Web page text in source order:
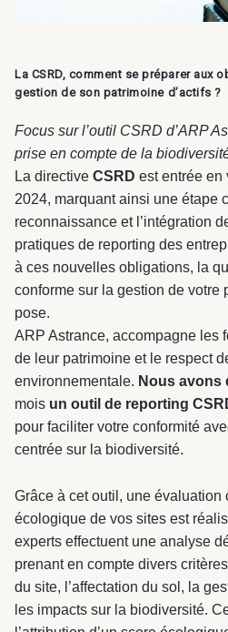
La CSRD, comment se préparer aux
gestion de son patrimoine d’actifs ?
Focus sur l’outil CSRD d’ARP
prise en compte de la
La directive CSRD est entrée en
2024, marquant ainsi une étape
reconnaissance et l’intégration
pratiques de reporting des
à ces nouvelles obligations, la
conforme sur la gestion de votre
pose.
ARP Astrance, accompagne les
de leur patrimoine et le respect
environnementale. Nous avons
mois un outil de reporting
pour faciliter votre conformité
centrée sur la biodiversité.
Grâce à cet outil, une évaluation
écologique de vos sites est
experts effectuent une analyse
prenant en compte divers
du site, l’affectation du sol, la
les impacts sur la biodiversité.